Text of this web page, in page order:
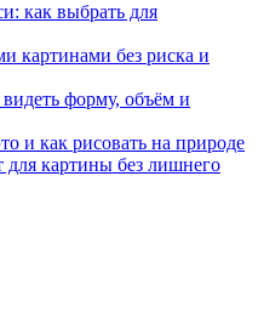
как выбрать для
картинами без риска и
форму, объём и
и как рисовать на природе
картины без лишнего